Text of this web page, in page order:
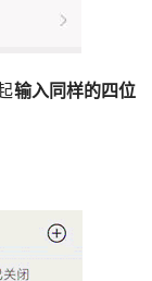
输入同样的四位